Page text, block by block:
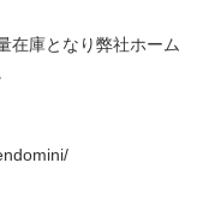
在庫となり弊社ホーム